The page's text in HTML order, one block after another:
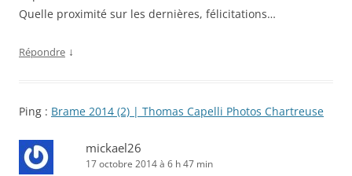
Quelle proximité sur les dernières, félicitations…
Répondre ↓
Ping : Brame 2014 (2) | Thomas Capelli Photos Chartreuse
mickael26
17 octobre 2014 à 6 h 47 min